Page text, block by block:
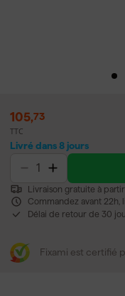
105,73
TTC
Livré dans 8 jours
Livraison gratuite à
Commandez avant 22h,
Délai de retour de 30
Fixami est certifié